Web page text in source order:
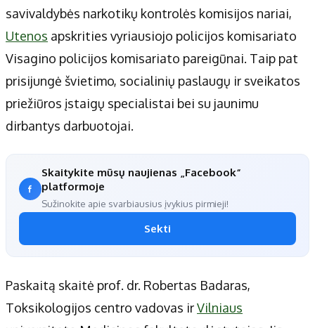
savivaldybės narkotikų kontrolės komisijos nariai,
Utenos apskrities vyriausiojo policijos komisariato
Visagino policijos komisariato pareigūnai. Taip pat
prisijungė švietimo, socialinių paslaugų ir sveikatos
priežiūros įstaigų specialistai bei su jaunimu
dirbantys darbuotojai.
Skaitykite mūsų naujienas „Facebook“
platformoje
Sužinokite apie svarbiausius įvykius pirmieji!
Sekti
Paskaitą skaitė prof. dr. Robertas Badaras,
Toksikologijos centro vadovas irVilniaus